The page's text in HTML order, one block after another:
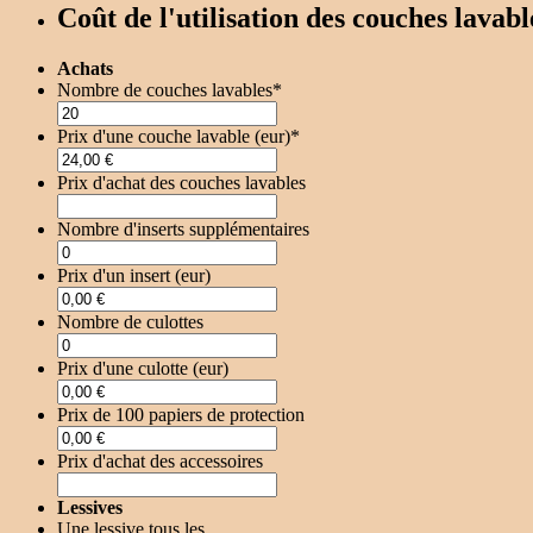
Coût de l'utilisation des couches
Achats
Nombre de couches lavables*
Prix d'une couche lavable (eur)*
Prix d'achat des couches lavables
Nombre d'inserts supplémentaires
Prix d'un insert (eur)
Nombre de culottes
Prix d'une culotte (eur)
Prix de 100 papiers de protection
Prix d'achat des accessoires
Lessives